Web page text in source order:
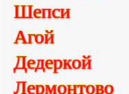
Шепси
Агой
Дедеркой
Лермонтово